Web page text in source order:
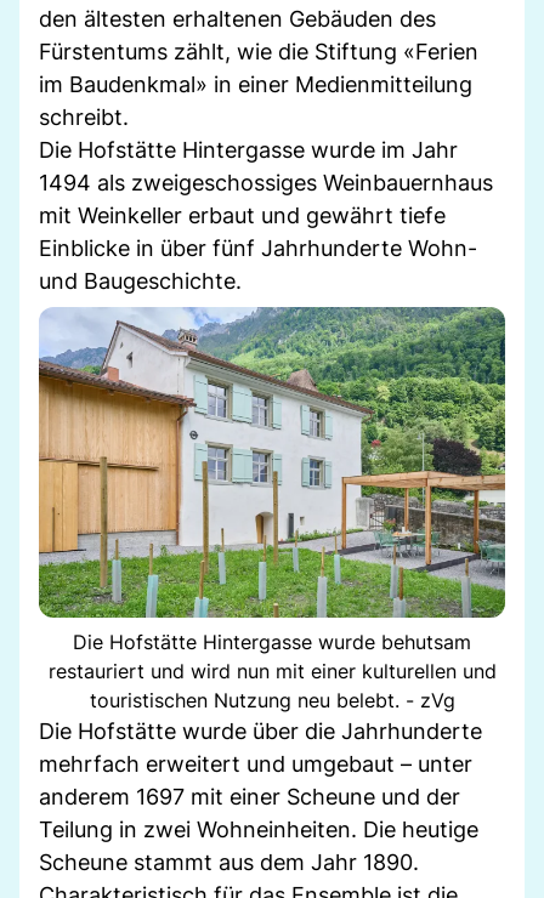
den ältesten erhaltenen Gebäuden des
Fürstentums zählt, wie die Stiftung «Ferien
im Baudenkmal» in einer Medienmitteilung
schreibt.
Die Hofstätte Hintergasse wurde im Jahr
1494 als zweigeschossiges Weinbauernhaus
mit Weinkeller erbaut und gewährt tiefe
Einblicke in über fünf Jahrhunderte Wohn-
und Baugeschichte.
Die Hofstätte Hintergasse wurde behutsam
restauriert und wird nun mit einer kulturellen und
touristischen Nutzung neu belebt. - zVg
Die Hofstätte wurde über die Jahrhunderte
mehrfach erweitert und umgebaut – unter
anderem 1697 mit einer Scheune und der
Teilung in zwei Wohneinheiten. Die heutige
Scheune stammt aus dem Jahr 1890.